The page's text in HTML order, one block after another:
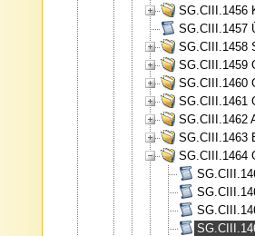
SG.CIII.1456
SG.CIII.1457
SG.CIII.1458
SG.CIII.1459
SG.CIII.1460
SG.CIII.1461
SG.CIII.1462
SG.CIII.1463
SG.CIII.1464